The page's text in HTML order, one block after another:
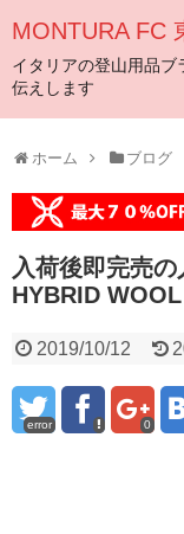
MONTURA FC
イタリアの登山用品
伝えします
ホーム ブログ
入荷後即完売
HYBRID
2019/10/12
error 0